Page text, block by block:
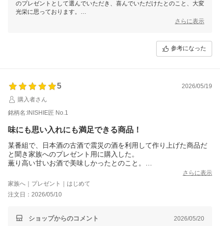
のプレゼントとして選んでいただき、喜んでいただけたとのこと、大変
光栄に思っております。
さらに表示
参考になった
5
2026/05/19
購入者さん
銘柄名:INISHIE匠 No.1
味にも思い入れにも満足できる商品！
某番組で、日本酒の古酒で震災の酒を利用して作り上げた商品だ
と聞き家族へのプレゼント用に購入した。
薫り高い甘いお酒で美味しかったとのこと。
さらに表示
家族へ｜プレゼント｜はじめて
注文日：2026/05/10
ショップからのコメント 2026/05/20